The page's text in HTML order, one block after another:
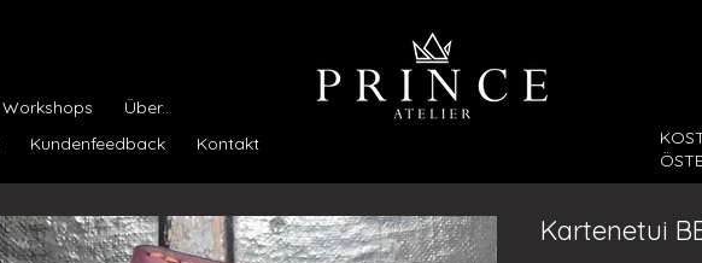
Workshops
Über..
Kundenfeedback Kontakt
Kartenetui